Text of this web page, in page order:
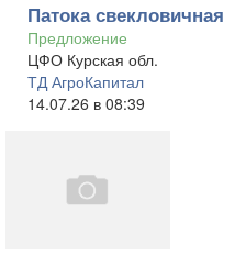
Патока свекловичная
Предложение
ЦФО Курская обл.
ТД АгроКапитал
14.07.26 в 08:39